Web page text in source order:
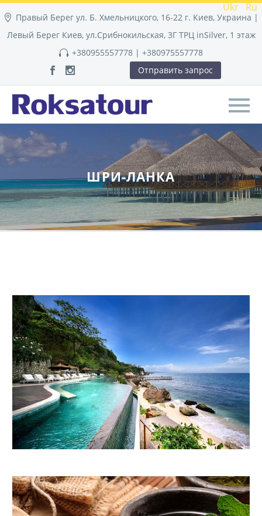
Ukr Ru
Правый Берег ул. Б. Хмельницкого, 16-22 г. Киев, Украина |
Левый Берег Киев, ул.Срибнокильская, 3Г ТРЦ inSilver, 1 этаж
+380955557778 | +380975557778
Отправить запрос
ШРИ-ЛАНКА